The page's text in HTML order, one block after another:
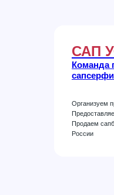
САП
Команда
Организуем
Продаем
России